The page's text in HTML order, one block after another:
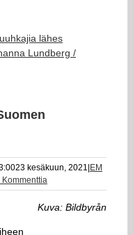
lähes
Lundberg /
23 kesäkuun, 2021 EM
Kommenttia
Kuva: Bildbyrån